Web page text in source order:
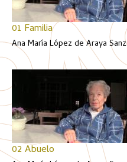
01 Familia
Ana María López de Araya Sanz
02 Abuelo